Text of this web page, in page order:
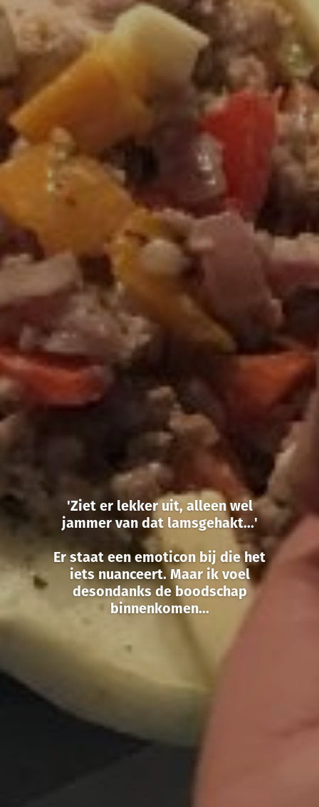
'Ziet er lekker uit, alleen wel
jammer van dat lamsgehakt...'
Er staat een emoticon bij die het
iets nuanceert. Maar ik voel
desondanks de boodschap
binnenkomen...